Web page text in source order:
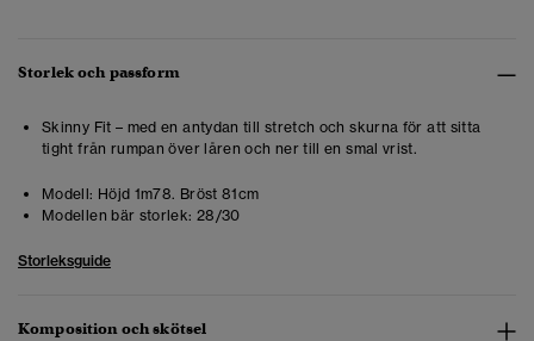
Storlek och passform
Skinny Fit – med en antydan till stretch och skurna för att sitta
tight från rumpan över låren och ner till en smal vrist.
Modell: Höjd 1m78. Bröst 81cm
Modellen bär storlek: 28/30
Storleksguide
Komposition och skötsel